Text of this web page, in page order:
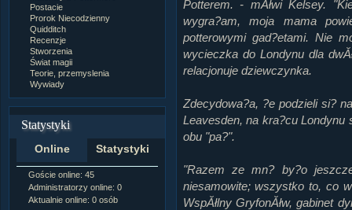
Postacie
Prorok Niecodzienny
Quidditch
Recenzje
Stworzenia
Świat magii
Teorie, przemyslenia
Wywiady
Statystyki
Online Statystyki
Goście online: 45
Administratorzy online: 0
Aktualnie online: 0 osób
Napisanych artykułów: 1,087
Dodanych newsów:10,564
Zdjęć w galerii:21,490
Potterem. - mĂłwi Kelsey.
wygra?am, moja mama
potterowymi gad?etami. Nie
wycieczka do Londynu dla
relacjonuje dziewczynka.
Zdecydowa?a, ?e podzieli si?
Leavesden, na kra?cu
obu "pa?".
"Razem ze mn? by?o
niesamowite; wszystko to, co
WspĂłlny GryfonĂłw, gabinet